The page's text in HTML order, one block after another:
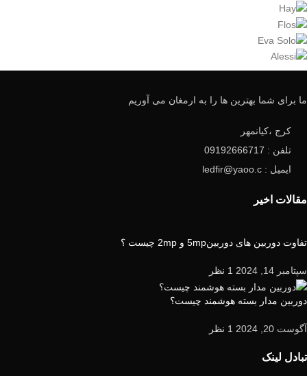
ما برای شما بهترین ها را به ارمغان می آوریم
کرج ،کیانمهر
تلفن : 09192666717
ایمیل : ledfir@yaoo.c
مقالات اخیر
تفاوت دوربین های دوربین5mp و 2mp چیست ؟
سپتامبر 14, 2024 1 نظر
دوربین مدار بسته هوشمند چیست؟
آگوست 20, 2024 1 نظر
تبادل لینک